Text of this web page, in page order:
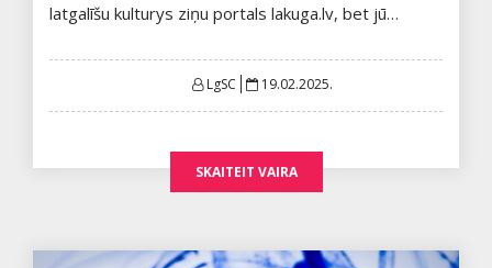
latgalīšu kulturys ziņu portals lakuga.lv, bet jū…
LgSC
Posted
19.02.2025.
SKAITEIT VAIRA